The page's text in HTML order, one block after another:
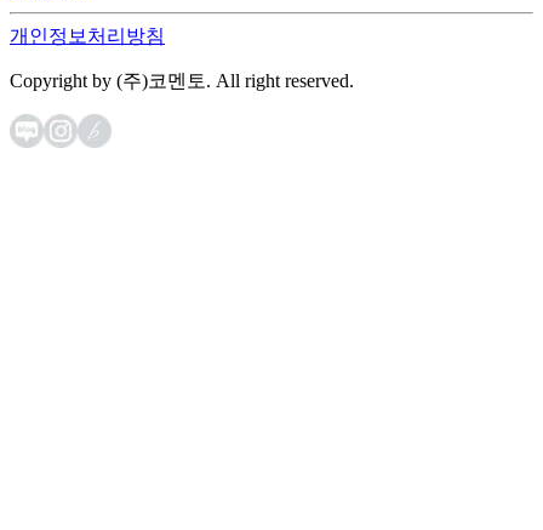
개인정보처리방침
Copyright by (주)코멘토. All right reserved.